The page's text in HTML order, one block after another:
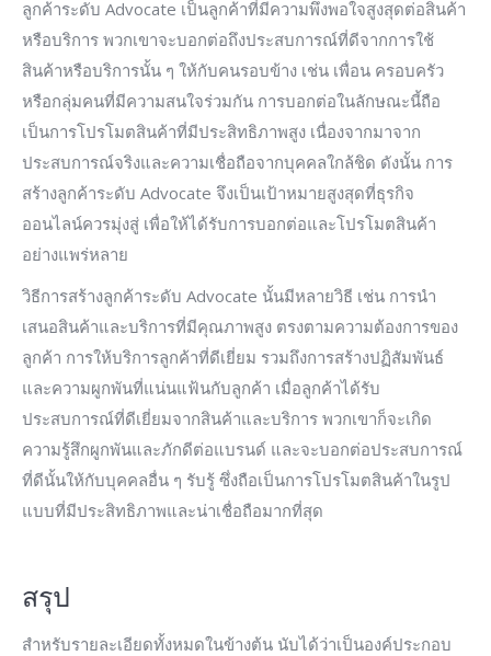
ลูกค้าระดับ Advocate เป็นลูกค้าที่มีความพึงพอใจสูงสุดต่อสินค้า
หรือบริการ พวกเขาจะบอกต่อถึงประสบการณ์ที่ดีจากการใช้
สินค้าหรือบริการนั้น ๆ ให้กับคนรอบข้าง เช่น เพื่อน ครอบครัว
หรือกลุ่มคนที่มีความสนใจร่วมกัน การบอกต่อในลักษณะนี้ถือ
เป็นการโปรโมตสินค้าที่มีประสิทธิภาพสูง เนื่องจากมาจาก
ประสบการณ์จริงและความเชื่อถือจากบุคคลใกล้ชิด ดังนั้น การ
สร้างลูกค้าระดับ Advocate จึงเป็นเป้าหมายสูงสุดที่ธุรกิจ
ออนไลน์ควรมุ่งสู่ เพื่อให้ได้รับการบอกต่อและโปรโมตสินค้า
อย่างแพร่หลาย
วิธีการสร้างลูกค้าระดับ Advocate นั้นมีหลายวิธี เช่น การนำ
เสนอสินค้าและบริการที่มีคุณภาพสูง ตรงตามความต้องการของ
ลูกค้า การให้บริการลูกค้าที่ดีเยี่ยม รวมถึงการสร้างปฏิสัมพันธ์
และความผูกพันที่แน่นแฟ้นกับลูกค้า เมื่อลูกค้าได้รับ
ประสบการณ์ที่ดีเยี่ยมจากสินค้าและบริการ พวกเขาก็จะเกิด
ความรู้สึกผูกพันและภักดีต่อแบรนด์ และจะบอกต่อประสบการณ์
ที่ดีนั้นให้กับบุคคลอื่น ๆ รับรู้ ซึ่งถือเป็นการโปรโมตสินค้าในรูป
แบบที่มีประสิทธิภาพและน่าเชื่อถือมากที่สุด
สรุป
สำหรับรายละเอียดทั้งหมดในข้างต้น นับได้ว่าเป็นองค์ประกอบ